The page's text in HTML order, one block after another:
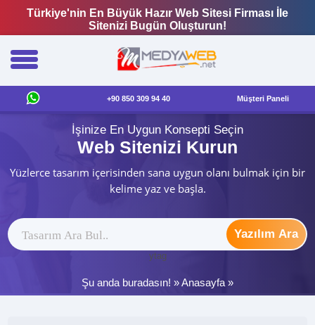
Türkiye'nin En Büyük Hazır Web Sitesi Firması İle
Sitenizi Bugün Oluşturun!
+90 850 309 94 40 Müşteri Paneli
İşinize En Uygun Konsepti Seçin
Web Sitenizi Kurun
Yüzlerce tasarım içerisinden sana uygun olanı bulmak için bir
kelime yaz ve başla.
Yazılım Ara
ytag
Şu anda buradasın! »Anasayfa »